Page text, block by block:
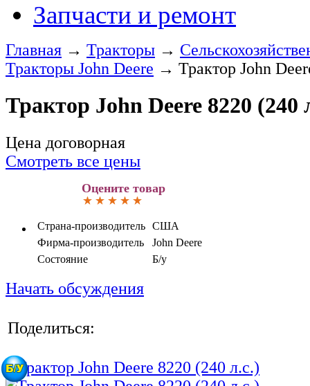
Запчасти и ремонт
Главная → Тракторы →
Тракторы John Deere → Трактор John
Трактор John Deere 8220 (240
Цена договорная
Смотреть все цены
Оцените товар
Страна-производитель США
Фирма-производитель
John Deere
Состояние
Б/у
Начать обсуждения
Поделиться: